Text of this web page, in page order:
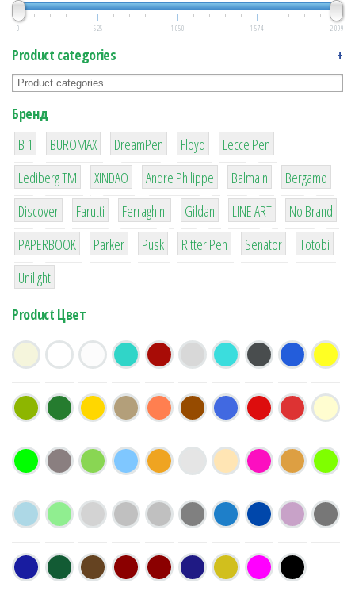
0 525 1 050 1 574 2 099
Product categories +
Бренд
B 1
1
BUROMAX
1
DreamPen
2
Floyd
2
Lecce Pen
3
Lediberg ТМ
3
XINDAO
1
Andre Philippe
4
Balmain
26
Bergamo
64
Discover
299
Farutti
4
Ferraghini
42
Gildan
4
LINE ART
90
No Brand
8
PAPERBOOK
6
Parker
2
Pusk
22
Ritter Pen
15
Senator
43
Totobi
1
Unilight
Product Цвет